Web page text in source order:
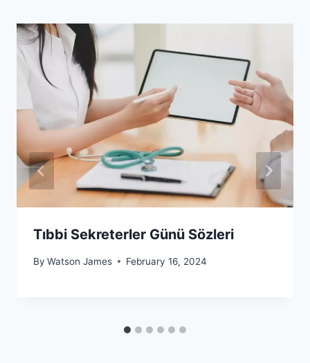
Tıbbi Sekreterler Günü Sözleri
By Watson James February 16, 2024